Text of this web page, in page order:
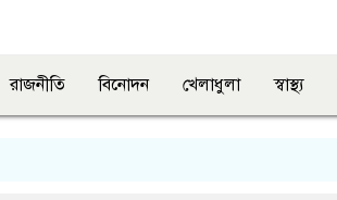
রাজনীতি বিনোদন খেলাধুলা স্বাস্থ্য